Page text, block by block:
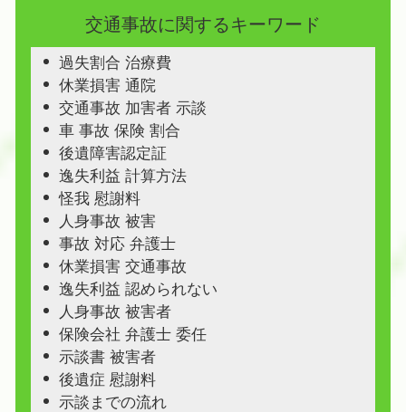
交通事故に関するキーワード
過失割合 治療費
休業損害 通院
交通事故 加害者 示談
車 事故 保険 割合
後遺障害認定証
逸失利益 計算方法
怪我 慰謝料
人身事故 被害
事故 対応 弁護士
休業損害 交通事故
逸失利益 認められない
人身事故 被害者
保険会社 弁護士 委任
示談書 被害者
後遺症 慰謝料
示談までの流れ